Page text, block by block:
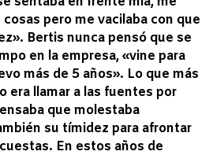
pero me vacilaba con que
Bertis nunca pensó que se
en la empresa, «vine para
más de 5 años». Lo que más
era llamar a las fuentes por
que molestaba
su tímidez para afrontar
En estos años de